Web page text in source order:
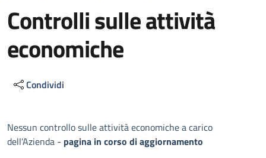
Controlli sulle attività
economiche
Condividi
Descrizione
Nessun controllo sulle attività economiche a carico
dell'Azienda - pagina in corso di aggiornamento